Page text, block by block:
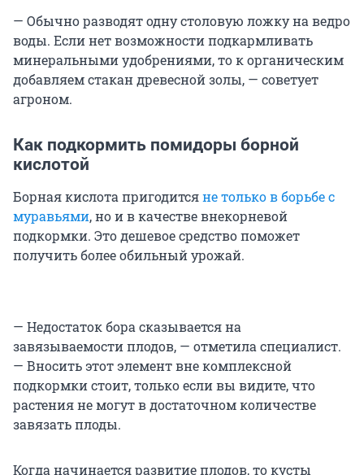
— Обычно разводят одну столовую ложку на ведро
воды. Если нет возможности подкармливать
минеральными удобрениями, то к органическим
добавляем стакан древесной золы, — советует
агроном.
Как подкормить помидоры борной
кислотой
Борная кислота пригодитсяне только в борьбе с
муравьями, но и в качестве внекорневой
подкормки. Это дешевое средство поможет
получить более обильный урожай.
— Недостаток бора сказывается на
завязываемости плодов, — отметила специалист.
— Вносить этот элемент вне комплексной
подкормки стоит, только если вы видите, что
растения не могут в достаточном количестве
завязать плоды.
Когда начинается развитие плодов, то кусты